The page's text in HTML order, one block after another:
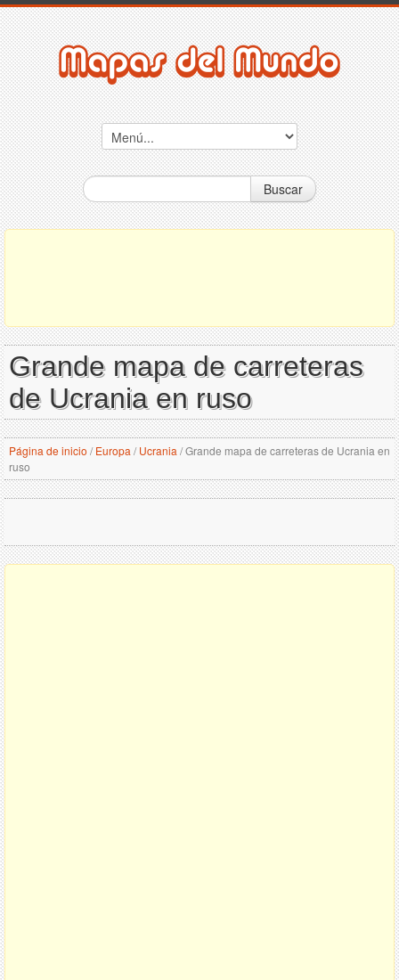
Buscar
Grande mapa de carreteras
de Ucrania en ruso
Página de inicio / Europa / Ucrania /Grande mapa de carreteras de Ucrania en
ruso